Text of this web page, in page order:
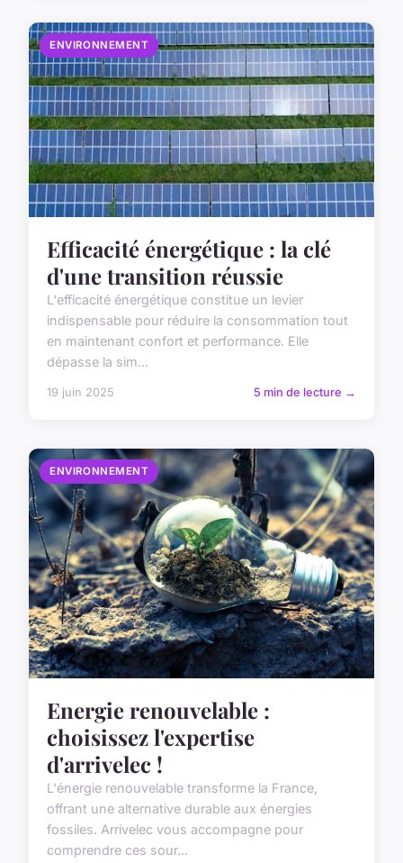
ENVIRONNEMENT
Efficacité énergétique : la clé
d'une transition réussie
L'efficacité énergétique constitue un levier
indispensable pour réduire la consommation tout
en maintenant confort et performance. Elle
dépasse la sim...
19 juin 2025 5 min de lecture →
ENVIRONNEMENT
Energie renouvelable :
choisissez l'expertise
d'arrivelec !
L'énergie renouvelable transforme la France,
offrant une alternative durable aux énergies
fossiles. Arrivelec vous accompagne pour
comprendre ces sour...